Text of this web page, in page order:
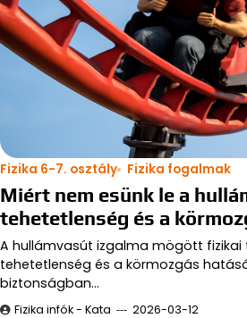
Fizika 6-7. osztály Fizika fogalmak
Miért nem esünk le a
tehetetlenség és a
A hullámvasút izgalma mögött fizikai
tehetetlenség és a körmozgás
biztonságban…
Fizika infók - Kata 2026-03-12